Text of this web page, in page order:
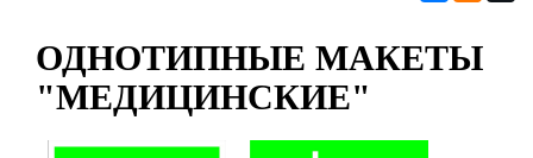
ОДНОТИПНЫЕ МАКЕТЫ
"МЕДИЦИНСКИЕ"